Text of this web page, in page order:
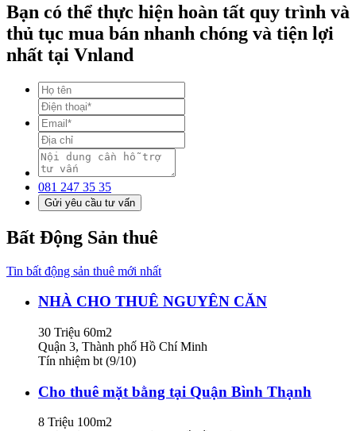
Bạn có thể thực hiện hoàn tất quy trình và
thủ tục mua bán nhanh chóng và tiện lợi
nhất tại Vnland
081 247 35 35
Gửi yêu cầu tư vấn
Bất Động Sản thuê
Tin bất động sản thuê mới nhất
NHÀ CHO THUÊ NGUYÊN CĂN
30 Triệu 60m2
Quận 3, Thành phố Hồ Chí Minh
Tín nhiệm bt (9/10)
Cho thuê mặt bằng tại Quận Bình Thạnh
8 Triệu 100m2